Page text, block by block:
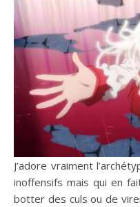
J’adore vraiment
inoffensifs mais qui en
botter des culs ou de